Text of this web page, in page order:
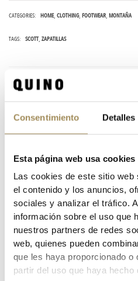
Consentimiento Detalles
Esta página web usa cookies
Las cookies de este sitio
el contenido y los anuncios,
sociales y analizar el tráfico.
información sobre el uso que
nuestros partners de redes
web, quienes pueden
que les haya proporcionado o
partir del uso que haya
CATEGORIES: HOME CLOTHING FOOTWEAR MONTAÑA
TAGS: SCOTT ZAPATILLAS
SIZE CHART
Reference 1818860
In stock0 Item
Specific References
DATA
ZAPATILLAS SCOTT MTB